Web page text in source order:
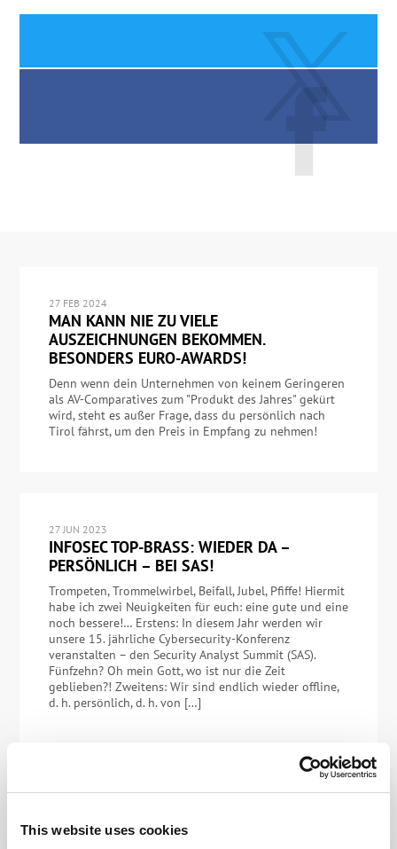
This website uses cookies
27 FEB 2024
MAN KANN NIE ZU VIELE
AUSZEICHNUNGEN BEKOMMEN.
BESONDERS EURO-AWARDS!
Denn wenn dein Unternehmen von keinem Geringeren
als AV-Comparatives zum "Produkt des Jahres" gekürt
wird, steht es außer Frage, dass du persönlich nach
Tirol fährst, um den Preis in Empfang zu nehmen!
27 JUN 2023
INFOSEC TOP-BRASS: WIEDER DA –
PERSÖNLICH – BEI SAS!
Trompeten, Trommelwirbel, Beifall, Jubel, Pfiffe! Hiermit
habe ich zwei Neuigkeiten für euch: eine gute und eine
noch bessere!… Erstens: In diesem Jahr werden wir
unsere 15. jährliche Cybersecurity-Konferenz
veranstalten – den Security Analyst Summit (SAS).
Fünfzehn? Oh mein Gott, wo ist nur die Zeit
geblieben?! Zweitens: Wir sind endlich wieder offline,
d. h. persönlich, d. h. von […]
AUF!